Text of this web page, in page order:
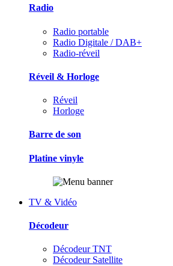
Radio
Radio portable
Radio Digitale / DAB+
Radio-réveil
Réveil & Horloge
Réveil
Horloge
Barre de son
Platine vinyle
TV & Vidéo
Décodeur
Décodeur TNT
Décodeur Satellite